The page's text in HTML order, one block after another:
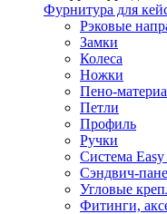
Фурнитура для
Рэковые
Замки
Колеса
Ножки
Пено-
Петли
Профиль
Ручки
Система Easy
Сэндвич-
Угловые
Фитинги,